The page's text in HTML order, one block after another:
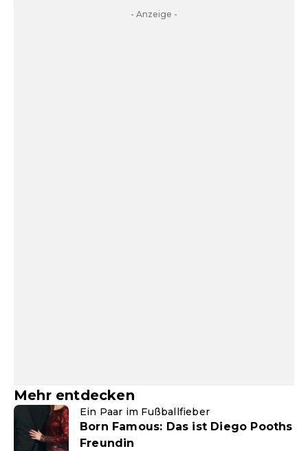
- Anzeige -
Mehr entdecken
Ein Paar im Fußballfieber
Born Famous: Das ist Diego Pooths
Freundin